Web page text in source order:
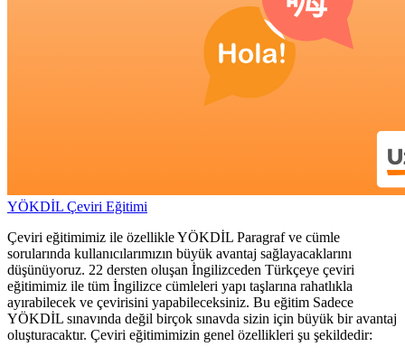
YÖKDİL Çeviri Eğitimi
Çeviri eğitimimiz ile özellikle YÖKDİL Paragraf ve cümle
sorularında kullanıcılarımızın büyük avantaj sağlayacaklarını
düşünüyoruz. 22 dersten oluşan İngilizceden Türkçeye çeviri
eğitimimiz ile tüm İngilizce cümleleri yapı taşlarına rahatlıkla
ayırabilecek ve çevirisini yapabileceksiniz. Bu eğitim Sadece
YÖKDİL sınavında değil birçok sınavda sizin için büyük bir avantaj
oluşturacaktır. Çeviri eğitimimizin genel özellikleri şu şekildedir: